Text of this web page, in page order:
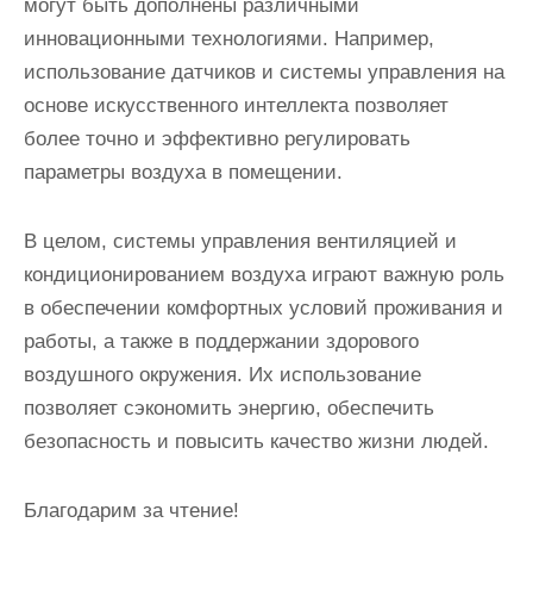
могут быть дополнены различными
инновационными технологиями. Например,
использование датчиков и системы управления на
основе искусственного интеллекта позволяет
более точно и эффективно регулировать
параметры воздуха в помещении.
В целом, системы управления вентиляцией и
кондиционированием воздуха играют важную роль
в обеспечении комфортных условий проживания и
работы, а также в поддержании здорового
воздушного окружения. Их использование
позволяет сэкономить энергию, обеспечить
безопасность и повысить качество жизни людей.
Благодарим за чтение!